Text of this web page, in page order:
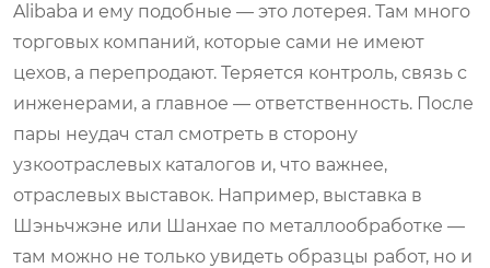
Alibaba и ему подобные — это лотерея. Там много
торговых компаний, которые сами не имеют
цехов, а перепродают. Теряется контроль, связь с
инженерами, а главное — ответственность. После
пары неудач стал смотреть в сторону
узкоотраслевых каталогов и, что важнее,
отраслевых выставок. Например, выставка в
Шэньчжэне или Шанхае по металлообработке —
там можно не только увидеть образцы работ, но и